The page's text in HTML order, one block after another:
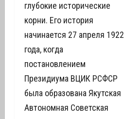
глубокие исторические
корни. Его история
начинается 27 апреля 1922
года, когда
постановлением
Президиума ВЦИК РСФСР
была образована Якутская
Автономная Советская